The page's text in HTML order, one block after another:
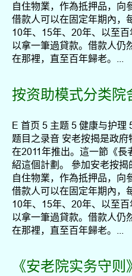
自住物業，作為抵押品，向
借款人可以在固定年期內，
10年、15年、20年、以至
以拿一筆過貸款。借款人仍
在那裡，直至百年歸老。...
按资助模式分类院
E 首页 5 主题 5 健康与护理
题目之录音 安老按揭是政府
在2011年推出。這一節《
紹這個計劃。 參加安老按
自住物業，作為抵押品，向
借款人可以在固定年期內，
10年、15年、20年、以至
以拿一筆過貸款。借款人仍
在那裡，直至百年歸老。...
《安老院实务守则